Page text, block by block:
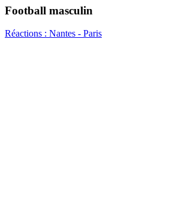
Football masculin
Réactions : Nantes - Paris